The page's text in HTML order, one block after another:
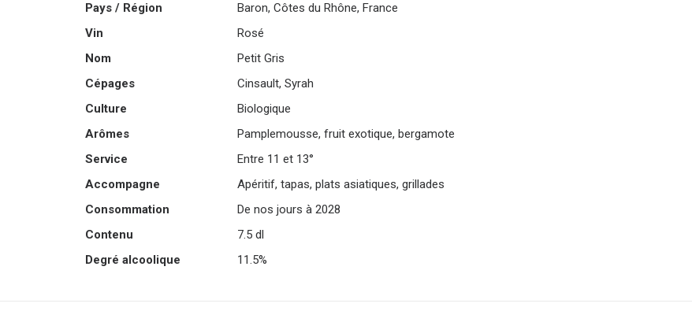
Pays / Région
Baron, Côtes du Rhône, France
Vin
Rosé
Nom
Petit Gris
Cépages
Cinsault, Syrah
Culture
Biologique
Arômes
Pamplemousse, fruit exotique, bergamote
Service
Entre 11 et 13°
Accompagne
Apéritif, tapas, plats asiatiques, grillades
Consommation
De nos jours à 2028
Contenu
7.5 dl
Degré alcoolique
11.5%